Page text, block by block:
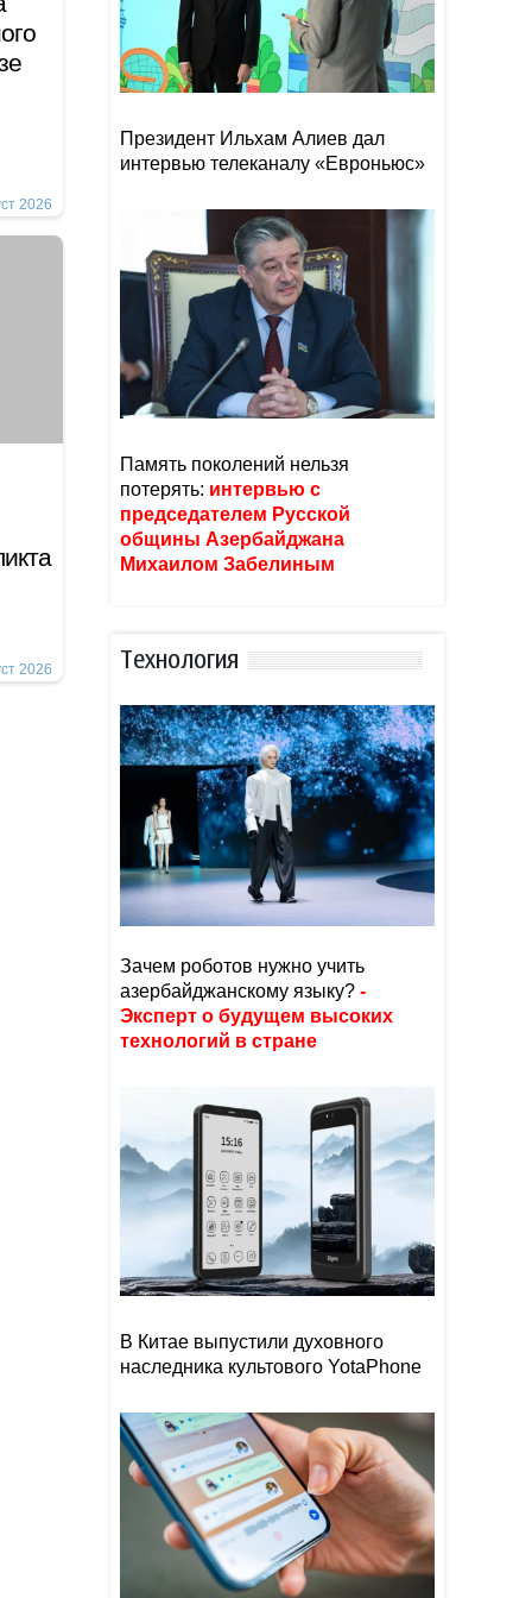
2026
2026
Президент Ильхам Алиев дал
интервью телеканалу «Евроньюс»
Память поколений нельзя
потерять: интервью с
председателем Русской
общины Азербайджана
Михаилом Забелиным
Тexнoлoгия
Зачем роботов нужно учить
азербайджанскому языку? -
Эксперт о будущем высоких
технологий в стране
В Китае выпустили духовного
наследника культового YotaPhone